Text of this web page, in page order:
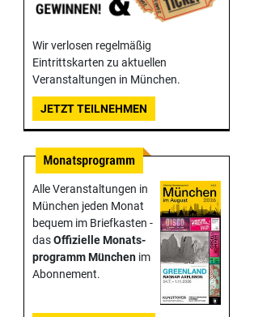
Wir verlosen regelmäßig
Eintrittskarten zu aktuellen
Veranstaltungen in München.
JETZT TEILNEHMEN
Alle Veranstaltungen in
München jeden Monat
bequem im Briefkasten -
dasOffizielle Monats­
programm München im
Abonnement.